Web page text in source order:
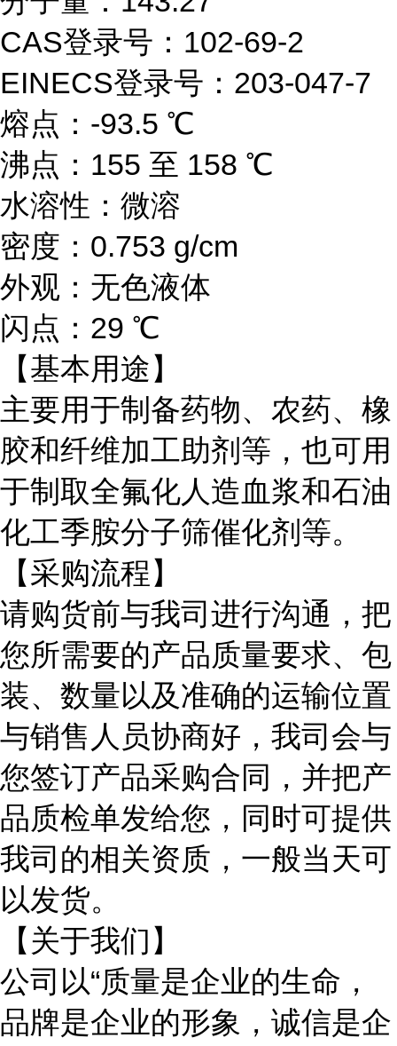
CAS登录号：102-69-2
EINECS登录号：203-047-7
熔点：-93.5 ℃
沸点：155 至 158 ℃
水溶性：微溶
密度：0.753 g/cm
外观：无色液体
闪点：29 ℃
【基本用途】
主要用于制备药物、农药、橡
胶和纤维加工助剂等，也可用
于制取全氟化人造血浆和石油
化工季胺分子筛催化剂等。
【采购流程】
请购货前与我司进行沟通，把
您所需要的产品质量要求、包
装、数量以及准确的运输位置
与销售人员协商好，我司会与
您签订产品采购合同，并把产
品质检单发给您，同时可提供
我司的相关资质，一般当天可
以发货。
【关于我们】
公司以“质量是企业的生命，
品牌是企业的形象，诚信是企